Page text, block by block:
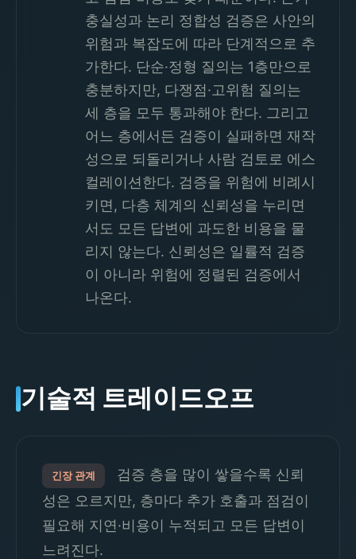
충실성과 논리 정합성 검증은 사안의
위험과 복잡도에 따라 단계적으로 추
가한다. 단순·정형 질의는 1층만으로
충분하지만, 다쟁점·고위험 질의는
세 층을 모두 통과해야 한다. 그리고
어느 층에서든 검증이 실패하면 재작
성으로 되돌리거나 사람 검토로 에스
컬레이션한다. 검증을 위험에 비례시
키면, 다층 체계의 신뢰성을 누리면
서도 모든 답변에 과도한 비용을 물
리지 않는다. 신뢰성은 일률적 검증
이 아니라 위험에 정렬된 검증에서
나온다.
기술적 트레이드오프
긴장 관계
검증 층을 많이 쌓을수록 신뢰
성은 오르지만, 층마다 추가 호출과 점검이
필요해 지연·비용이 누적되고 모든 답변이
느려진다.